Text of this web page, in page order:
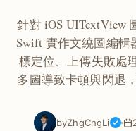
針對 iOS UITextView
Swift 實作文繞圖編輯
標定位、上傳失敗處
多圖導致卡頓與閃退
byZhgChgLi